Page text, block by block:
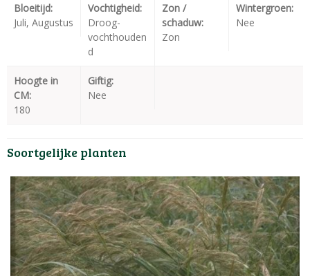
Bloeitijd:
Juli, Augustus
Vochtigheid:
Droog-
vochthouden
d
Zon /
schaduw:
Zon
Wintergroen:
Nee
Hoogte in
CM:
180
Giftig:
Nee
Soortgelijke planten